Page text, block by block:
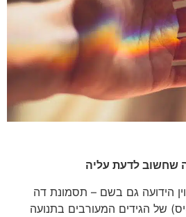
שחשוב לדעת עליה
הידועה גם בשם – תסמונת דה
של הגידים המעורבים בתנועה